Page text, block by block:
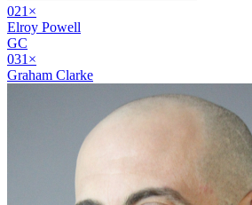
021 ×
Elroy Powell
GC
031 ×
Graham Clarke